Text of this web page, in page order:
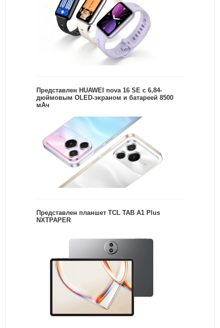
Представлен HUAWEI nova 16 SE с 6,84-
дюймовым OLED-экраном и батареей 8500
мАч
Представлен планшет TCL TAB A1 Plus
NXTPAPER